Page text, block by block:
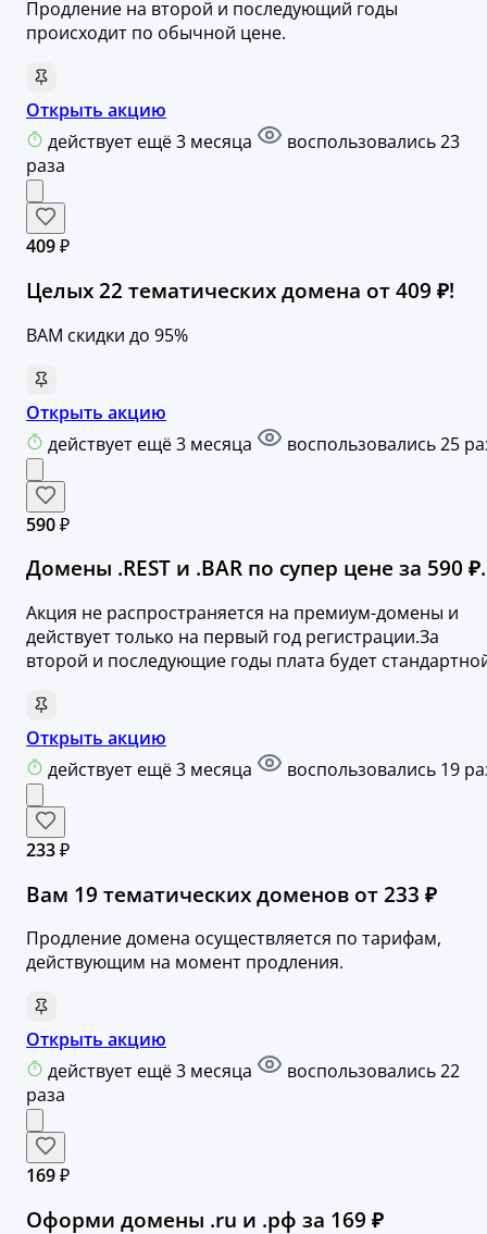
Продление на второй и последующий годы
происходит по обычной цене.
Открыть акцию
действует ещё 3 месяца
воспользовались 23
раза
409 ₽
Целых 22 тематических домена от 409 ₽!
ВАМ скидки до 95%
Открыть акцию
действует ещё 3 месяца
воспользовались 25
590 ₽
Домены .REST и .BAR по супер цене за 590 ₽.
Акция не распространяется на премиум-домены и
действует только на первый год регистрации.За
второй и последующие годы плата будет
Открыть акцию
действует ещё 3 месяца
воспользовались 19
233 ₽
Вам 19 тематических доменов от 233 ₽
Продление домена осуществляется по тарифам,
действующим на момент продления.
Открыть акцию
действует ещё 3 месяца
воспользовались 22
раза
169 ₽
Оформи домены .ru и .рф за 169 ₽